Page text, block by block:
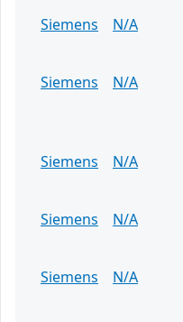
Siemens
N/A
Siemens
N/A
Siemens
N/A
Siemens
N/A
Siemens
N/A